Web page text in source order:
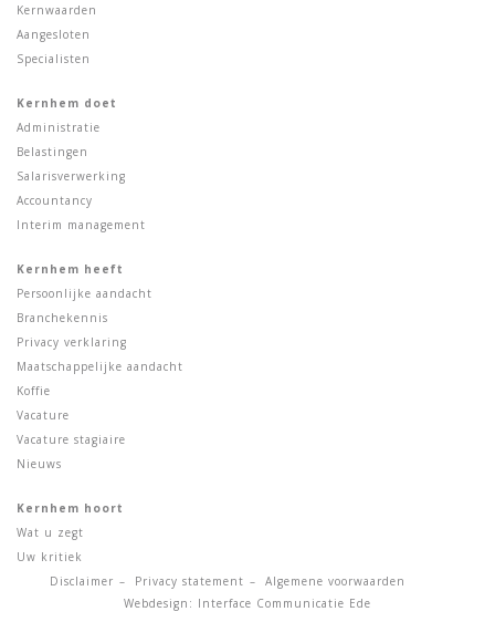
Kernwaarden
Aangesloten
Specialisten
Kernhem doet
Administratie
Belastingen
Salarisverwerking
Accountancy
Interim management
Kernhem heeft
Persoonlijke aandacht
Branchekennis
Privacy verklaring
Maatschappelijke aandacht
Koffie
Vacature
Vacature stagiaire
Nieuws
Kernhem hoort
Wat u zegt
Uw kritiek
Disclaimer
Privacy statement
Algemene voorwaarden
Webdesign: Interface Communicatie Ede